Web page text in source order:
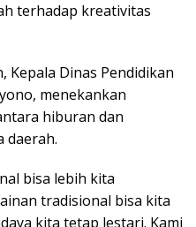
terhadap kreativitas
Kepala Dinas Pendidikan
menekankan
hiburan dan
daerah.
bisa lebih kita
tradisional bisa kita
kita tetap lestari. Kami